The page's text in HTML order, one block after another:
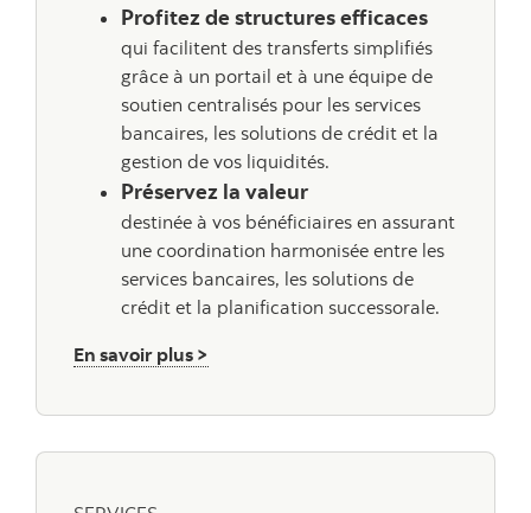
Profitez de structures efficaces
qui facilitent des transferts simplifiés
grâce à un portail et à une équipe de
soutien centralisés pour les services
bancaires, les solutions de crédit et la
gestion de vos liquidités.
Préservez la valeur
destinée à vos bénéficiaires en assurant
une coordination harmonisée entre les
services bancaires, les solutions de
crédit et la planification successorale.
En savoir plus >